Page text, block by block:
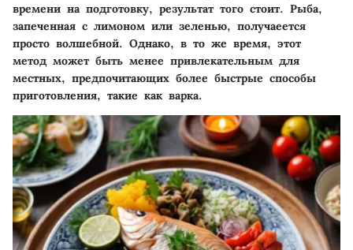
времени на подготовку, результат того стоит. Рыба,
запеченная с лимоном или зеленью, получаеется
просто волшебной. Однако, в то же время, этот
метод может быть менее привлекательным для
местных, предпочитающих более быстрые способы
приготовления, такие как варка.